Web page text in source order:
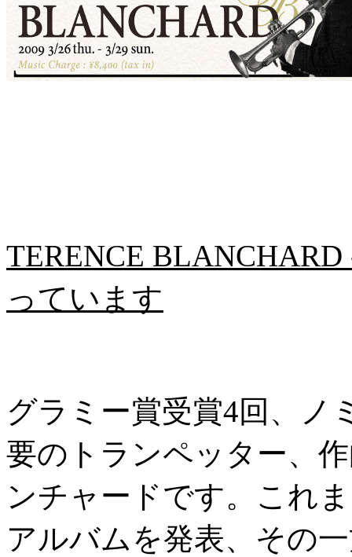
TERENCE
っています
グラミー賞受賞4回、ノ
要のトランペッター、
ンチャードです。これ
アルバムを発表、その